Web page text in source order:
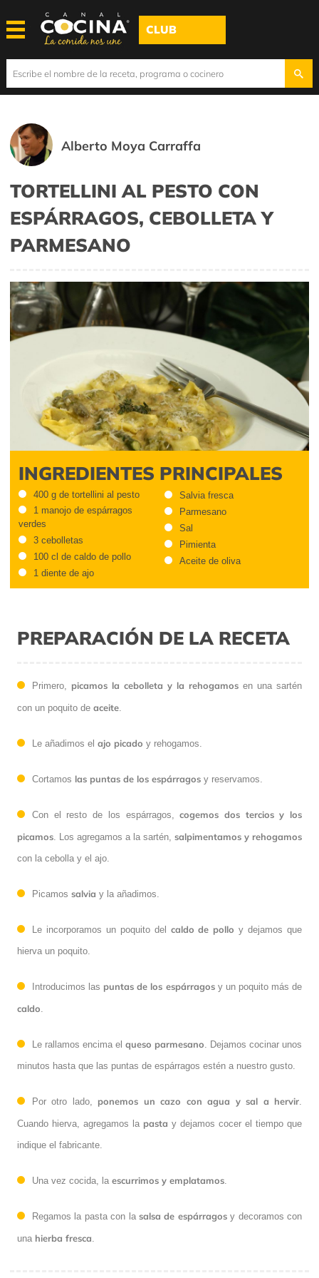
CLUB
Alberto Moya Carraffa
TORTELLINI AL PESTO CON
ESPÁRRAGOS, CEBOLLETA Y
PARMESANO
INGREDIENTES PRINCIPALES
400 g de tortellini al pesto
1 manojo de espárragos
verdes
3 cebolletas
100 cl de caldo de pollo
1 diente de ajo
Salvia fresca
Parmesano
Sal
Pimienta
Aceite de oliva
PREPARACIÓN DE LA RECETA
Primero, picamos la cebolleta y la rehogamos en una sartén
con un poquito de aceite
Le añadimos el ajo picado y rehogamos.
Cortamos las puntas de los espárragos y reservamos.
Con el resto de los espárragos,cogemos dos tercios y los
picamos . Los agregamos a la sartén, salpimentamos y rehogamos
con la cebolla y el ajo.
Picamos salvia y la añadimos.
Le incorporamos un poquito del caldo de pollo y dejamos que
hierva un poquito.
Introducimos las puntas de los espárragosy un poquito más de
caldo
Le rallamos encima el queso parmesano . Dejamos cocinar unos
minutos hasta que las puntas de espárragos estén a nuestro gusto.
Por otro lado, ponemos un cazo con agua y sal a hervir
Cuando hierva, agregamos la pasta y dejamos cocer el tiempo que
indique el fabricante.
Una vez cocida, la escurrimos y emplatamos
Regamos la pasta con la salsa de espárragosy decoramos con
una hierba fresca